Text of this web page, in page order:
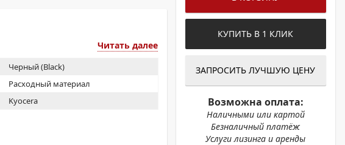
Читать далее
Черный (Black)
Расходный материал
Kyocera
КУПИТЬ В 1 КЛИК
ЗАПРОСИТЬ ЛУЧШУЮ ЦЕНУ
Возможна оплата:
Наличными или картой
Безналичный платёж
Услуги лизинга и аренды